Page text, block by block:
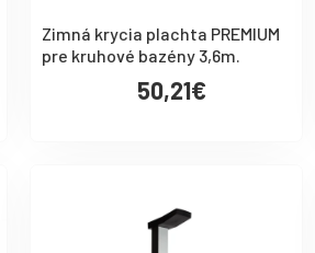
Zimná krycia plachta PREMIUM
pre kruhové bazény 3,6m.
50,21€